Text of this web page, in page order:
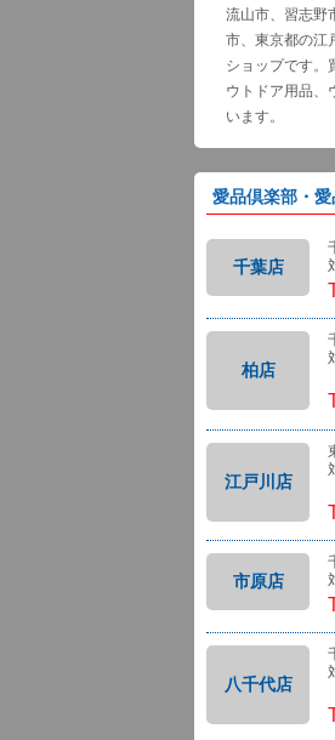
流山市、習志野
市、東京都の江
ショップです。
ウトドア用品、
います。
愛品倶楽部・
千葉店
柏店
江戸川店
市原店
八千代店